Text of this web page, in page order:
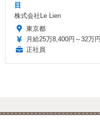
目
株式会社Le Lien
東京都
月給25万8,400円～32万円
正社員